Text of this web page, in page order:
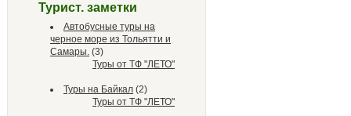
Турист. заметки
Автобусные туры на
черное море из Тольятти и
Самары. (3)
Туры от ТФ "ЛЕТО"
Туры на Байкал (2)
Туры от ТФ "ЛЕТО"